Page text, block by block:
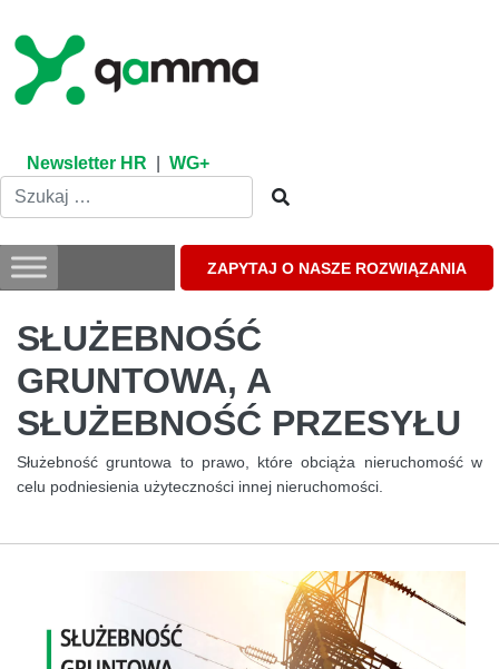
content
Newsletter HR WG+
ZAPYTAJ O NASZE ROZWIĄZANIA
SŁUŻEBNOŚĆ
GRUNTOWA, A
SŁUŻEBNOŚĆ PRZESYŁU
Służebność gruntowa to prawo, które obciąża nieruchomość w
celu podniesienia użyteczności innej nieruchomości.